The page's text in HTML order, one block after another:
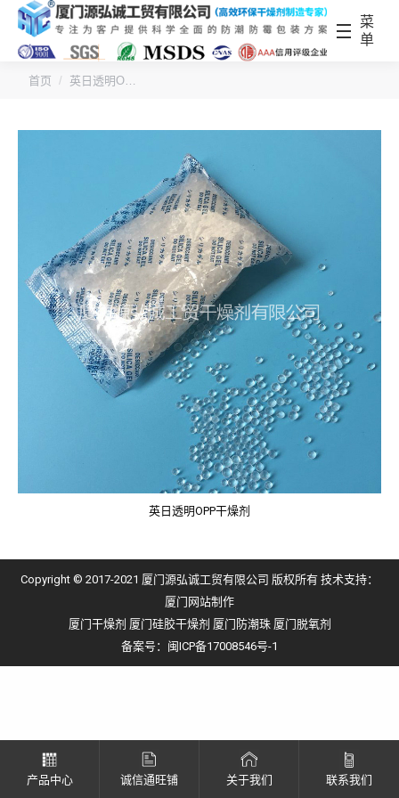
菜
单
您的位置：
首页 英日透明O…
英日透明OPP干燥剂
Copyright © 2017-2021 厦门源弘诚工贸有限公司 版权所有 技术支持：
厦门网站制作
厦门干燥剂 厦门硅胶干燥剂 厦门防潮珠 厦门脱氧剂
备案号： 闽ICP备17008546号-1
产品中心 诚信通旺铺 关于我们 联系我们